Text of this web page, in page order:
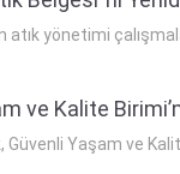
yönetimi
ve Kalite
Yaşam ve